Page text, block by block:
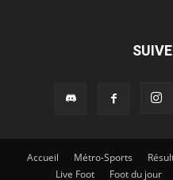
Accueil Métro-Sports
Live Foot
Foot du jour